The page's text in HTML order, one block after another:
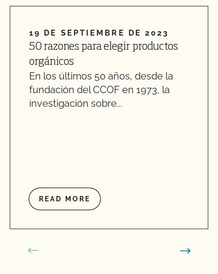
19 DE SEPTIEMBRE DE 2023
50 razones para elegir productos
orgánicos
En los últimos 50 años, desde la
fundación del CCOF en 1973, la
investigación sobre...
READ MORE